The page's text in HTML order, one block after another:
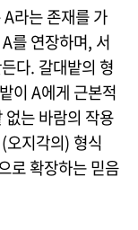
A라는 존재를 가
를 연장하며, 서
다. 갈대밭의 형
이 A에게 근본적
는 바람의 작용
오지각의) 형식
로 확장하는 믿음